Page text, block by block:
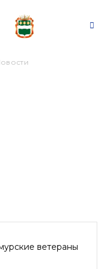
ветераны